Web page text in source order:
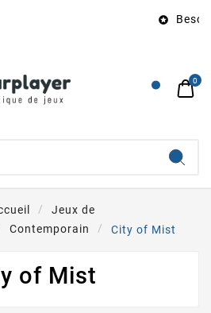
 Besoin
0
Jeux de
Contemporain City of Mist
of Mist